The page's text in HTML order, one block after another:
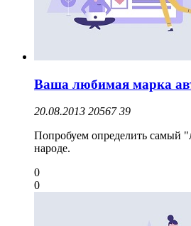
Ваша любимая марка
20.08.2013 20567 39
Попробуем определить самый
народе.
0
0